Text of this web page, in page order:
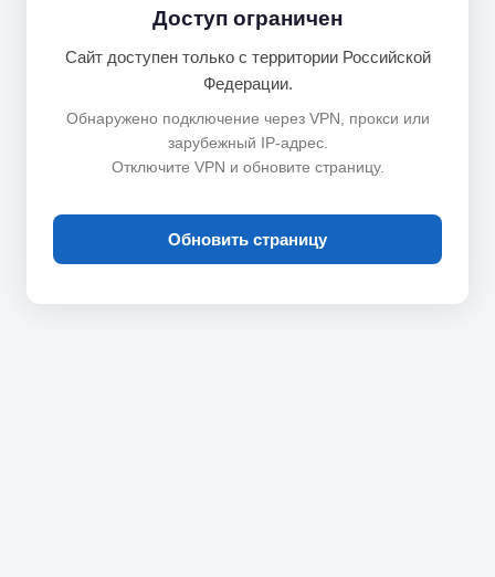
Доступ ограничен
Сайт доступен только с территории Российской
Федерации.
Обнаружено подключение через VPN, прокси или
зарубежный IP-адрес.
Отключите VPN и обновите страницу.
Обновить страницу